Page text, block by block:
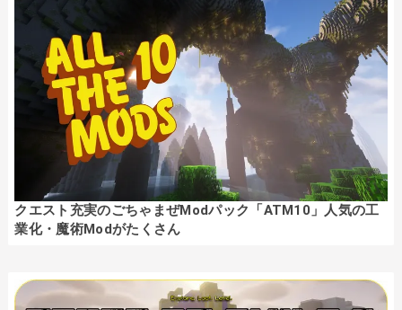
クエスト充実のごちゃまぜModパック「ATM10」人気の工
業化・魔術Modがたくさん